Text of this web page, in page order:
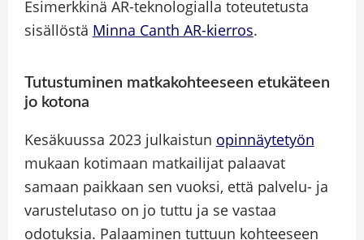
Esimerkkinä AR-teknologialla toteutetusta
sisällöstä Minna Canth AR-kierros.
Tutustuminen matkakohteeseen etukäteen
jo kotona
Kesäkuussa 2023 julkaistun opinnäytetyön
mukaan kotimaan matkailijat palaavat
samaan paikkaan sen vuoksi, että palvelu- ja
varustelutaso on jo tuttu ja se vastaa
odotuksia. Palaaminen tuttuun kohteeseen